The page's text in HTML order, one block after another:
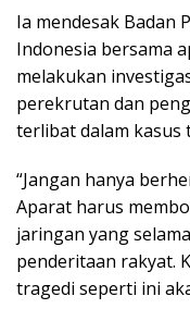
Ia mendesak Badan
Indonesia bersama
melakukan
perekrutan dan
terlibat dalam kasus
“Jangan hanya
Aparat harus
jaringan yang
penderitaan rakyat.
tragedi seperti ini